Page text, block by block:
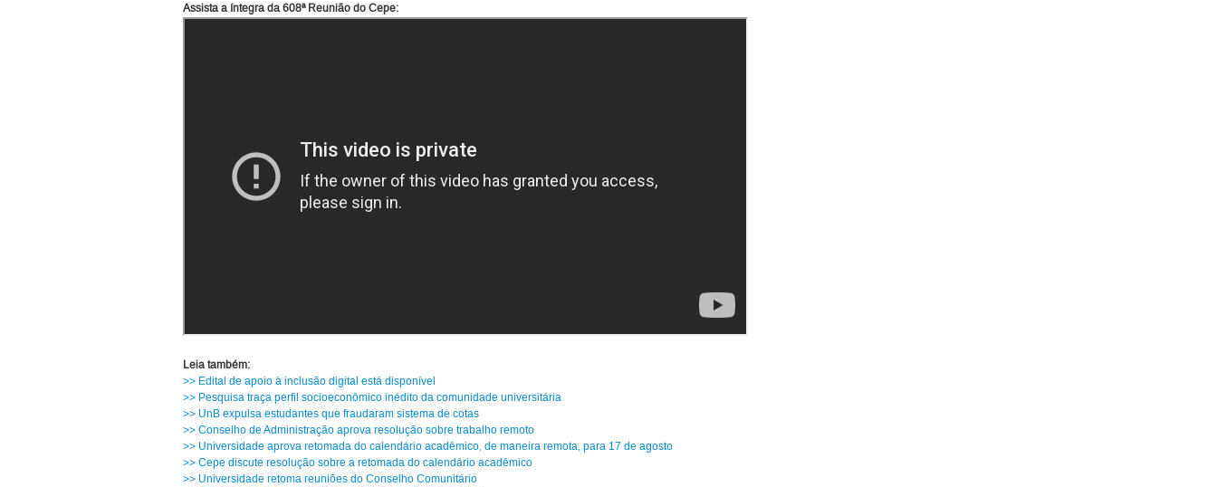
Assista a íntegra da 608ª Reunião do Cepe:
Leia também:
>> Edital de apoio à inclusão digital está disponível
>> Pesquisa traça perfil socioeconômico inédito da comunidade universitária
>> UnB expulsa estudantes que fraudaram sistema de cotas
>> Conselho de Administração aprova resolução sobre trabalho remoto
>> Universidade aprova retomada do calendário acadêmico, de maneira remota, para 17 de agosto
>> Cepe discute resolução sobre a retomada do calendário acadêmico
>> Universidade retoma reuniões do Conselho Comunitário